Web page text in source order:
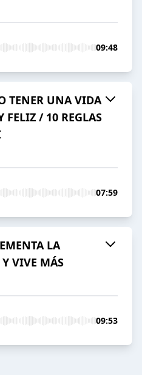
09:48
TENER UNA VIDA
FELIZ / 10 REGLAS
07:59
LA
VIVE MÁS
09:53